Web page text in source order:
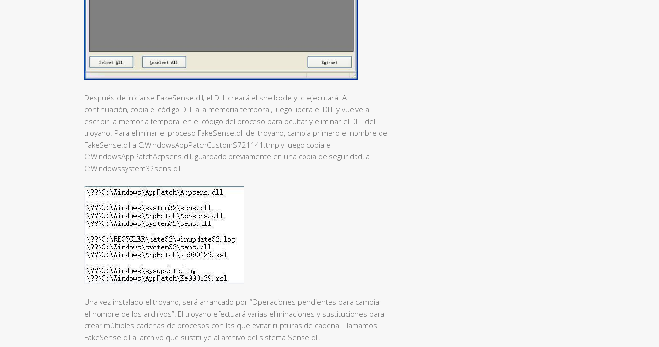
Después de iniciarse FakeSense.dll, el DLL creará el shellcode y lo ejecutará. A
continuación, copia el código DLL a la memoria temporal, luego libera el DLL y vuelve a
escribir la memoria temporal en el código del proceso para ocultar y eliminar el DLL del
troyano. Para eliminar el proceso FakeSense.dll del troyano, cambia primero el nombre de
FakeSense.dll a C:WindowsAppPatchCustomS721141.tmp y luego copia el
C:WindowsAppPatchAcpsens.dll, guardado previamente en una copia de seguridad, a
C:Windowssystem32sens.dll.
Una vez instalado el troyano, será arrancado por “Operaciones pendientes para cambiar
el nombre de los archivos”. El troyano efectuará varias eliminaciones y sustituciones para
crear múltiples cadenas de procesos con las que evitar rupturas de cadena. Llamamos
FakeSense.dll al archivo que sustituye al archivo del sistema Sense.dll.